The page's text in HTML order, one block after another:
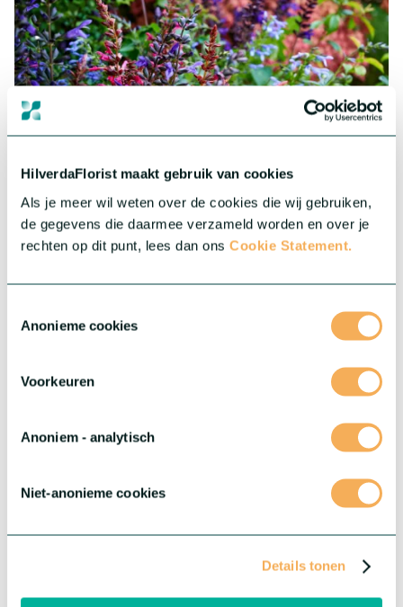
HilverdaFlorist maakt gebruik van cookies
Als je meer wil weten over de cookies die wij gebruiken,
de gegevens die daarmee verzameld worden en over je
rechten op dit punt, lees dan ons Cookie Statement.
Anonieme cookies
Voorkeuren
Anoniem - analytisch
Niet-anonieme cookies
Details tonen
Salvia Salgoon®
El rendimiento de Salgoon en el jardín es realmente
numerosas espigas florales compactas, bien formadas y de
Más información sobre esta serie